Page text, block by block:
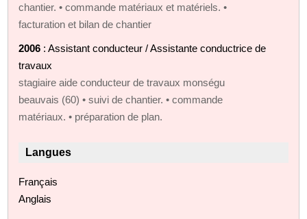
chantier. • commande matériaux et matériels. •
facturation et bilan de chantier
2006 : Assistant conducteur / Assistante conductrice de
travaux
stagiaire aide conducteur de travaux monségu
beauvais (60) • suivi de chantier. • commande
matériaux. • préparation de plan.
Langues
Français
Anglais